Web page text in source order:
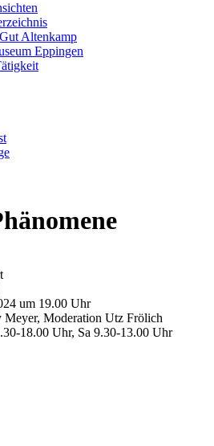
Altenkamp
Eppingen
um 19.00 Uhr
Meyer, Moderation Utz Frölich
18.00 Uhr, Sa 9.30-13.00 Uhr